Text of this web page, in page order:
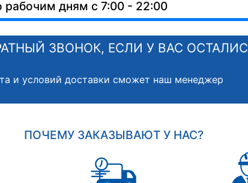
рабочим дням с 7:00 - 22:00
ЗВОНОК, ЕСЛИ У ВАС
и условий доставки сможет наш менеджер
ПОЧЕМУ ЗАКАЗЫВАЮТ У НАС?